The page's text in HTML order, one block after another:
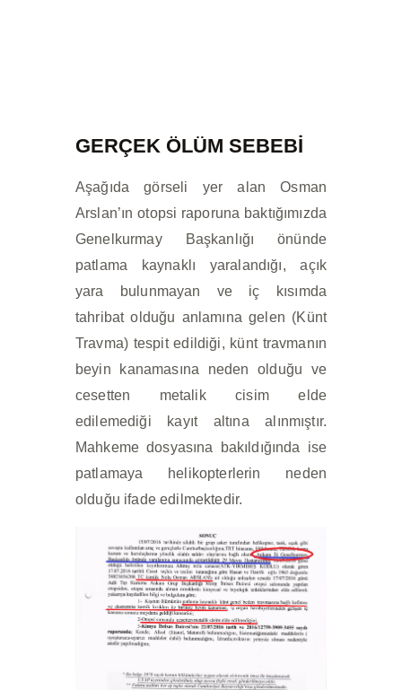
GERÇEK ÖLÜM SEBEBİ
Aşağıda görseli yer alan Osman
Arslan’ın otopsi raporuna baktığımızda
Genelkurmay Başkanlığı önünde
patlama kaynaklı yaralandığı, açık
yara bulunmayan ve iç kısımda
tahribat olduğu anlamına gelen (Künt
Travma) tespit edildiği, künt travmanın
beyin kanamasına neden olduğu ve
cesetten metalik cisim elde
edilemediği kayıt altına alınmıştır.
Mahkeme dosyasına bakıldığında ise
patlamaya helikopterlerin neden
olduğu ifade edilmektedir.